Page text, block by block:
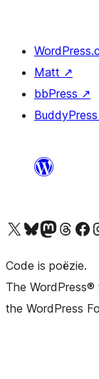
Matt ↗
bbPress ↗
BuddyPress
Bezoek ons X (voorheen Twitter) account
Bezoek ons Bluesky account
Bezoek ons Mastodon
Bezoek onsOnze
Code is poëzie.
The
the WordPress